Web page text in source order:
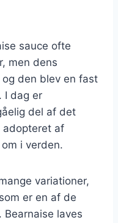
sauce ofte
men dens
den blev en fast
I dag er
del af det
adopteret af
i verden.
variationer,
er en af de
laves